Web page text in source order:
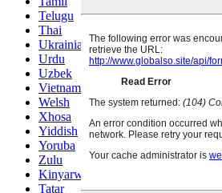
Telugu
Thai
Ukrainian
Urdu
Uzbek
Vietnamese
Welsh
Xhosa
Yiddish
Yoruba
Zulu
Kinyarwanda
Tatar